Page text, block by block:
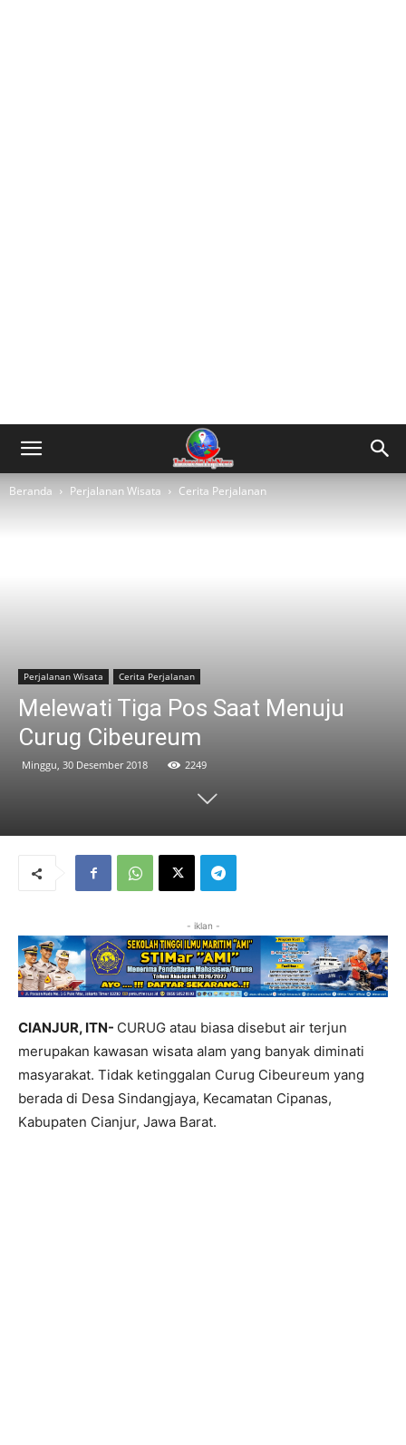
Beranda Perjalanan Wisata Cerita Perjalanan
Perjalanan Wisata Cerita Perjalanan
Melewati Tiga Pos Saat Menuju
Curug Cibeureum
Minggu, 30 Desember 2018 2249
- iklan -
CIANJUR, ITN- CURUG atau biasa disebut air terjun
merupakan kawasan wisata alam yang banyak diminati
masyarakat. Tidak ketinggalan Curug Cibeureum yang
berada di Desa Sindangjaya, Kecamatan Cipanas,
Kabupaten Cianjur, Jawa Barat.